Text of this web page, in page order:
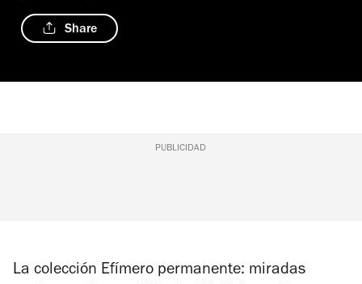
Share
PUBLICIDAD
La colección Efímero permanente: miradas